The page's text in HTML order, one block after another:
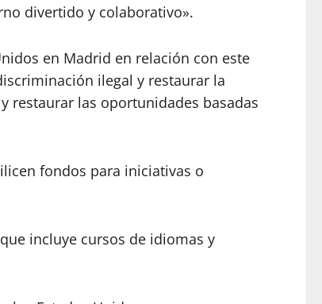
divertido y colaborativo».
en Madrid en relación con este
ilegal y restaurar la
restaurar las oportunidades basadas
fondos para iniciativas o
incluye cursos de idiomas y